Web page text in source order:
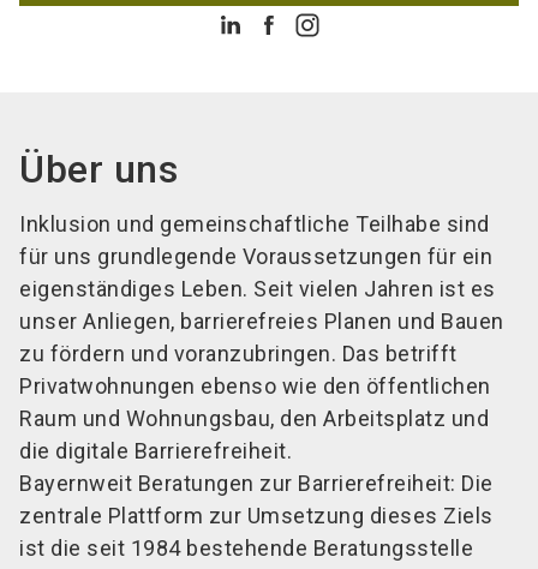
Über uns
Inklusion und gemeinschaftliche Teilhabe sind
für uns grundlegende Voraussetzungen für ein
eigenständiges Leben. Seit vielen Jahren ist es
unser Anliegen, barrierefreies Planen und Bauen
zu fördern und voranzubringen. Das betrifft
Privatwohnungen ebenso wie den öffentlichen
Raum und Wohnungsbau, den Arbeitsplatz und
die digitale Barrierefreiheit.
Bayernweit Beratungen zur Barrierefreiheit: Die
zentrale Plattform zur Umsetzung dieses Ziels
ist die seit 1984 bestehende Beratungsstelle